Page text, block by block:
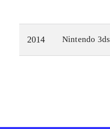
2014 Nintendo 3ds